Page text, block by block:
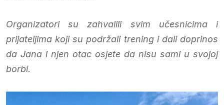
Organizatori su zahvalili svim učesnicima i
prijateljima koji su podržali trening i dali doprinos
da Jana i njen otac osjete da nisu sami u svojoj
borbi.